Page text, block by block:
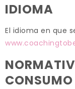
IDIOMA
El idioma en que
CONSUMO